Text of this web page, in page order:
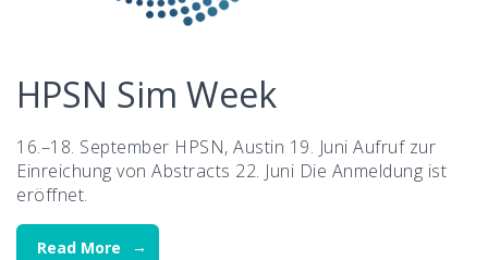
HPSN Sim Week
16.–18. September HPSN, Austin 19. Juni Aufruf zur
Einreichung von Abstracts 22. Juni Die Anmeldung ist
eröffnet.
Read More